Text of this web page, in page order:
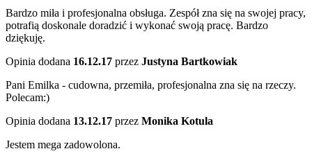
Bardzo miła i profesjonalna obsługa. Zespół zna się na swojej pracy,
potrafią doskonale doradzić i wykonać swoją pracę. Bardzo
dziękuję.
Opinia dodana 16.12.17 przez Justyna Bartkowiak
Pani Emilka - cudowna, przemiła, profesjonalna zna się na rzeczy.
Polecam:)
Opinia dodana 13.12.17 przez Monika Kotula
Jestem mega zadowolona.